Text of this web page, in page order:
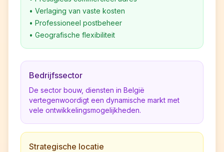
• Verlaging van vaste kosten
• Professioneel postbeheer
• Geografische flexibiliteit
Bedrijfssector
De sector bouw, diensten in België
vertegenwoordigt een dynamische markt met
vele ontwikkelingsmogelijkheden.
Strategische locatie